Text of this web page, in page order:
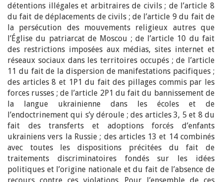
détentions illégales et arbitraires de civils ; de l’article 8
du fait de déplacements de civils ; de l’article 9 du fait de
la persécution des mouvements religieux autres que
l’Église du patriarcat de Moscou ; de l’article 10 du fait
des restrictions imposées aux médias, sites internet et
réseaux sociaux dans les territoires occupés ; de l’article
11 du fait de la dispersion de manifestations pacifiques ;
des articles 8 et 1P1 du fait des pillages commis par les
forces russes ; de l’article 2P1 du fait du bannissement de
la langue ukrainienne dans les écoles et de
l’endoctrinement qui s’y déroule ; des articles 3, 5 et 8 du
fait des transferts et adoptions forcés d’enfants
ukrainiens vers la Russie ; des articles 13 et 14 combinés
avec toutes les dispositions précitées du fait de
traitements discriminatoires fondés sur les idées
politiques et l’origine nationale et du fait de l’absence de